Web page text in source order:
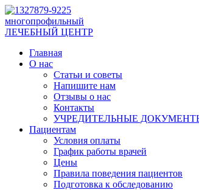
многопрофильный
ЛЕЧЕБНЫЙ ЦЕНТР
Главная
О нас
Статьи и советы
Напишите нам
Отзывы о нас
Контакты
УЧРЕДИТЕЛЬНЫЕ
Пациентам
Условия оплаты
График работы врачей
Цены
Правила поведения пациентов
Подготовка к обследованию